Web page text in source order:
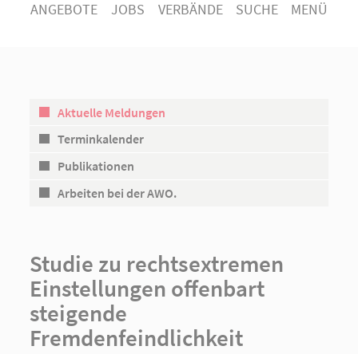
ANGEBOTE JOBS VERBÄNDE SUCHE MENÜ
AWO Ortsverein Rheinsberg
Aktuelle Meldungen
Terminkalender
Publikationen
Arbeiten bei der AWO.
Studie zu rechtsextremen
Einstellungen offenbart
steigende
Fremdenfeindlichkeit